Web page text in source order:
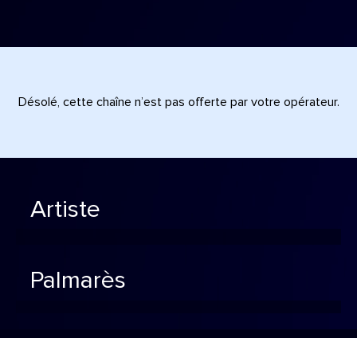
Désolé, cette chaîne n’est pas offerte par votre opérateur.
Artiste
Palmarès